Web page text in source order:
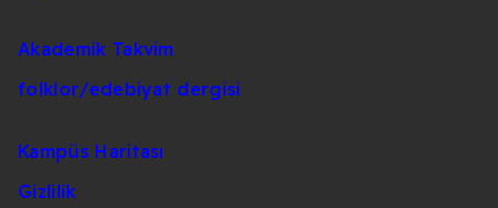
Akademik Takvim
folklor/edebiyat dergisi
Kampüs Haritası
Gizlilik